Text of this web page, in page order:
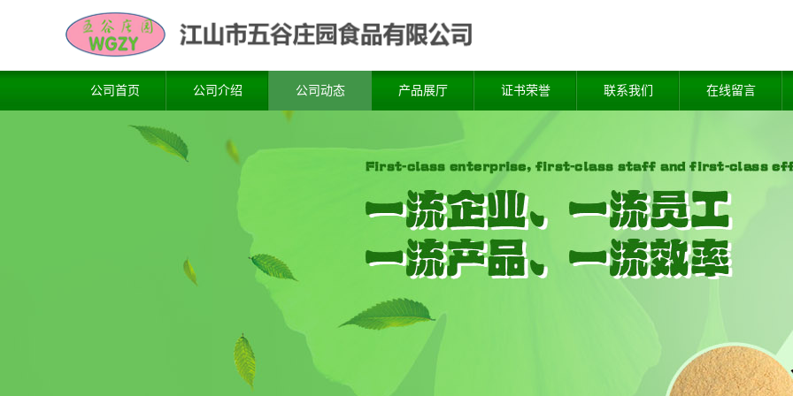
公司首页 公司介绍 公司动态 产品展厅 证书荣誉 联系我们 在线留言